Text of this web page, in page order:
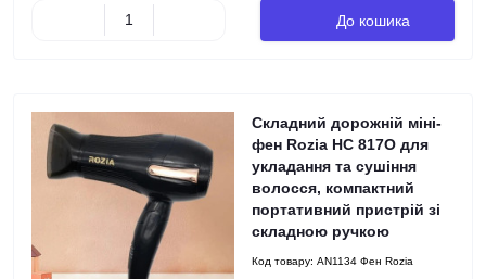
До кошика
Складний дорожній міні-
фен Rozia HC 817О для
укладання та сушіння
волосся, компактний
портативний пристрій зі
складною ручкою
Код товару: AN1134 Фен Rozia